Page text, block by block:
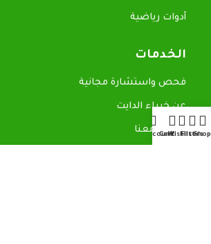
أدوات رياضية
الخدمات
فحص واستشارة مجانية
عن خبراء الدايت
تواصل معنا Shop
Filters
Wishlist
Cart
My account